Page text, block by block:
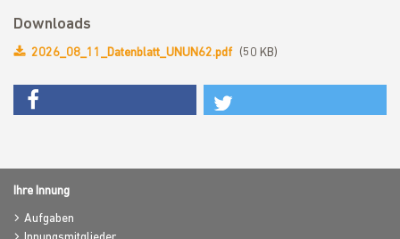
Downloads
2026_08_11_Datenblatt_UNUN62.pdf (50 KB)
Ihre Innung
Aufgaben